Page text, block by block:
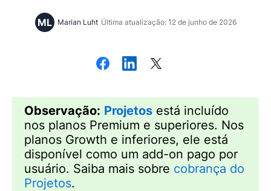
ML Marian Luht Última atualização: 12 de junho de 2026
Observação: Projetos está incluído
nos planos Premium e superiores. Nos
planos Growth e inferiores, ele está
disponível como um add-on pago por
usuário. Saiba mais sobre cobrança do
Projetos.